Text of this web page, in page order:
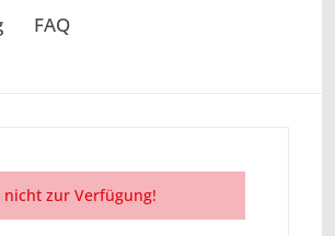
FAQ
zur Verfügung!